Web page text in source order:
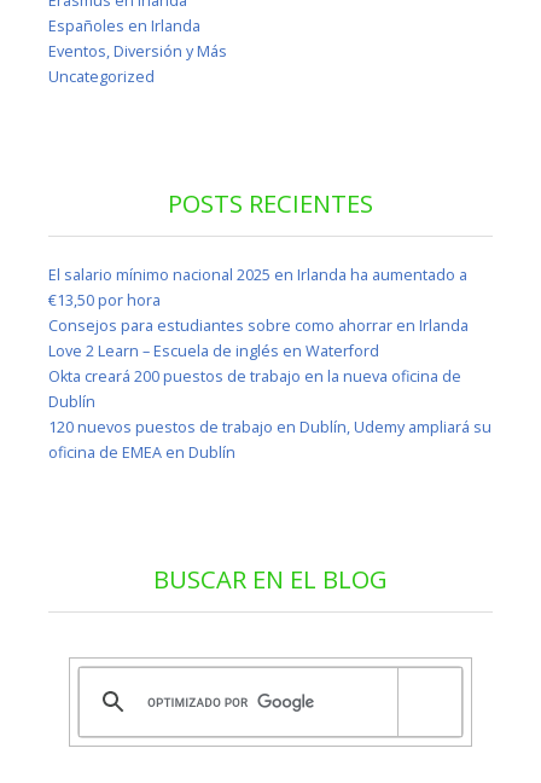
Españoles en Irlanda
Eventos, Diversión y Más
Uncategorized
POSTS RECIENTES
El salario mínimo nacional 2025 en Irlanda ha aumentado a
€13,50 por hora
Consejos para estudiantes sobre como ahorrar en Irlanda
Love 2 Learn – Escuela de inglés en Waterford
Okta creará 200 puestos de trabajo en la nueva oficina de
Dublín
120 nuevos puestos de trabajo en Dublín, Udemy ampliará su
oficina de EMEA en Dublín
BUSCAR EN EL BLOG